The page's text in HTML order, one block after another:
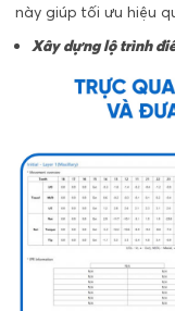
này giúp tối ưu hiệu
Xây dựng lộ trình